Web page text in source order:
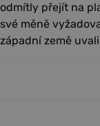
odmítly přejít na
své měně
západní země